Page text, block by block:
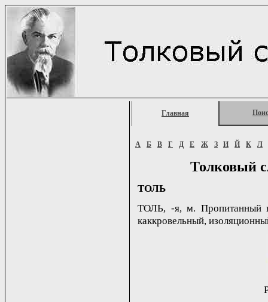
Главная
А Б В Г Д Е Ж З И Й К Л
Толковый
ТОЛЬ
ТОЛЬ, -я, м. Пропитанный
каккровельный,